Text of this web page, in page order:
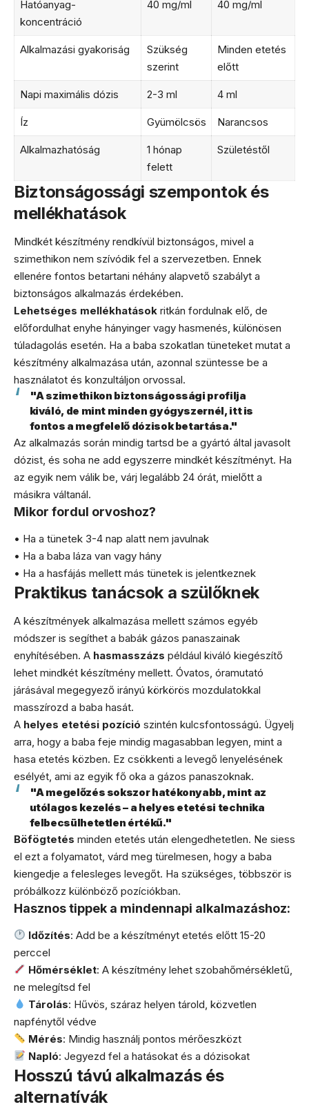
Hatóanyag-
koncentráció
40 mg/ml 40 mg/ml
Alkalmazási gyakoriság
Szükség
szerint
Minden etetés
előtt
Napi maximális dózis 2-3 ml 4 ml
Íz Gyümölcsös Narancsos
Alkalmazhatóság
1 hónap
felett
Születéstől
Biztonságossági szempontok és
mellékhatások
Mindkét készítmény rendkívül biztonságos, mivel a
szimethikon nem szívódik fel a szervezetben. Ennek
ellenére fontos betartani néhány alapvető szabályt a
biztonságos alkalmazás érdekében.
Lehetséges mellékhatások ritkán fordulnak elő, de
előfordulhat enyhe hányinger vagy hasmenés, különösen
túladagolás esetén. Ha a baba szokatlan tüneteket mutat a
készítmény alkalmazása után, azonnal szüntesse be a
használatot és konzultáljon orvossal.
"A szimethikon biztonságossági profilja
kiváló, de mint minden gyógyszernél, itt is
fontos a megfelelő dózisok betartása."
Az alkalmazás során mindig tartsd be a gyártó által javasolt
dózist, és soha ne add egyszerre mindkét készítményt. Ha
az egyik nem válik be, várj legalább 24 órát, mielőtt a
másikra váltanál.
Mikor fordul orvoshoz?
• Ha a tünetek 3-4 nap alatt nem javulnak
• Ha a baba láza van vagy hány
• Ha a hasfájás mellett más tünetek is jelentkeznek
Praktikus tanácsok a szülőknek
A készítmények alkalmazása mellett számos egyéb
módszer is segíthet a babák gázos panaszainak
enyhítésében. A hasmasszázs például kiváló kiegészítő
lehet mindkét készítmény mellett. Óvatos, óramutató
járásával megegyező irányú körkörös mozdulatokkal
masszírozd a baba hasát.
A helyes etetési pozíció szintén kulcsfontosságú. Ügyelj
arra, hogy a baba feje mindig magasabban legyen, mint a
hasa etetés közben. Ez csökkenti a levegő lenyelésének
esélyét, ami az egyik fő oka a gázos panaszoknak.
"A megelőzés sokszor hatékonyabb, mint az
utólagos kezelés – a helyes etetési technika
felbecsülhetetlen értékű."
Böfögtetés minden etetés után elengedhetetlen. Ne siess
el ezt a folyamatot, várd meg türelmesen, hogy a baba
kiengedje a felesleges levegőt. Ha szükséges, többször is
próbálkozz különböző pozíciókban.
Hasznos tippek a mindennapi alkalmazáshoz:
Időzítés: Add be a készítményt etetés előtt 15-20
perccel
Hőmérséklet: A készítmény lehet szobahőmérsékletű,
ne melegítsd fel
Tárolás: Hűvös, száraz helyen tárold, közvetlen
napfénytől védve
Mérés: Mindig használj pontos mérőeszközt
Napló: Jegyezd fel a hatásokat és a dózisokat
Hosszú távú alkalmazás és
alternatívák